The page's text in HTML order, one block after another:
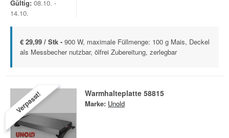
Gültig: 08.10. -
14.10.
€ 29,99 / Stk - 900 W, maximale Füllmenge: 100 g Mais, Deckel
als Messbecher nutzbar, ölfrei Zubereitung, zerlegbar
Verpasst! Warmhalteplatte 58815
Marke: Unold